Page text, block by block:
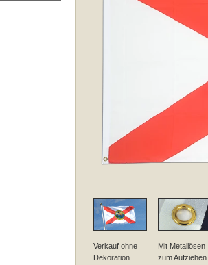
Verkauf ohne
Dekoration
Mit Metallösen
zum Aufziehen